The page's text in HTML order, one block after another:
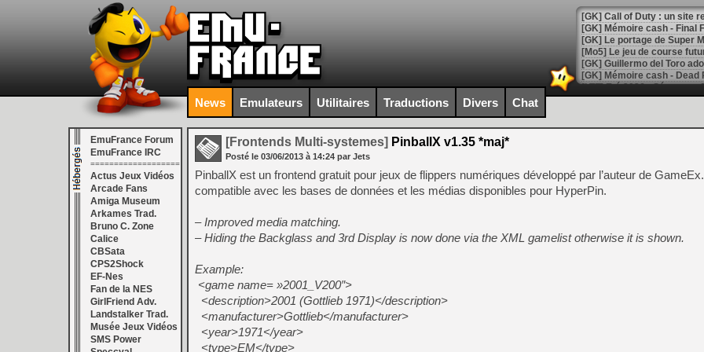
[GK] Le portage de Super
[Mo5] Le jeu de course
[GK] Guillermo del Toro
[LTF] Eté 2026 - Séquence
[GK] Mistfall Hunter :
[GK] Wo Long 2 évolue
[GK] Crossfire : un TPS à
[LS] [PS5] Premiers
[Mo5] DOOM arrive en
[GK] Bethesda fête les 30
[GK] Roblox : l'action en
[GK] Agenda - GeForce
[LS] [PS5] ps5-y2jb-
News Emulateurs Utilitaires Traductions Divers Chat
EmuFrance Forum
EmuFrance IRC
===================
Actus Jeux Vidéos
Arcade Fans
Amiga Museum
Arkames Trad.
Bruno C. Zone
Calice
CBSata
CPS2Shock
EF-Nes
Fan de la NES
GirlFriend Adv.
Landstalker Trad.
Musée Jeux Vidéos
SMS Power
[Frontends Multi-systemes] PinballX v1.35 *maj*
Posté le 03/06/2013 à 14:24 par Jets
PinballX est un frontend gratuit pour jeux de flippers numériques développé par l’auteur de
compatible avec les bases de données et les médias disponibles pour HyperPin.
– Improved media matching.
– Hiding the Backglass and 3rd Display is now done via the XML gamelist otherwise it is shown.
Example:
<game name= »2001_V200″>
<description>2001 (Gottlieb 1971)</description>
<manufacturer>Gottlieb</manufacturer>
<year>1971</year>
<type>EM</type>